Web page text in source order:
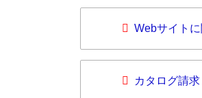
Webサイト
カタログ請求